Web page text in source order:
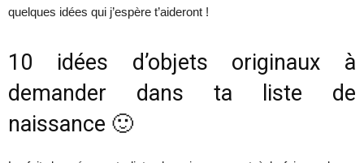
quelques idées qui j’espère t’aideront !
10 idées d’objets originaux à
demander dans ta liste de
naissance 🙂